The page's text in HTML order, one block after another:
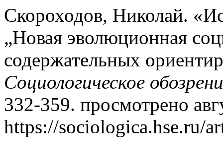
Скороходов, Николай.
„Новая эволюционная
содержательных
Социологическое
332-359. просмотрено
https://sociologica.hse.ru/